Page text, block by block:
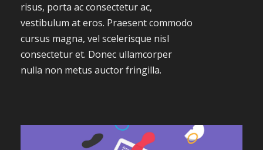
risus, porta ac consectetur ac,
vestibulum at eros. Praesent commodo
cursus magna, vel scelerisque nisl
consectetur et. Donec ullamcorper
nulla non metus auctor fringilla.